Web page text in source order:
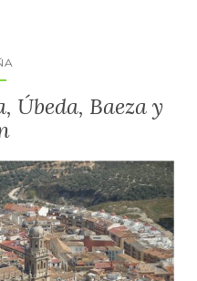
Úbeda, Baeza y